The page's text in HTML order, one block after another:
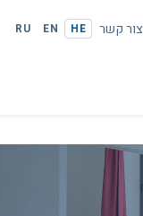
צור קשר HE
EN
RU